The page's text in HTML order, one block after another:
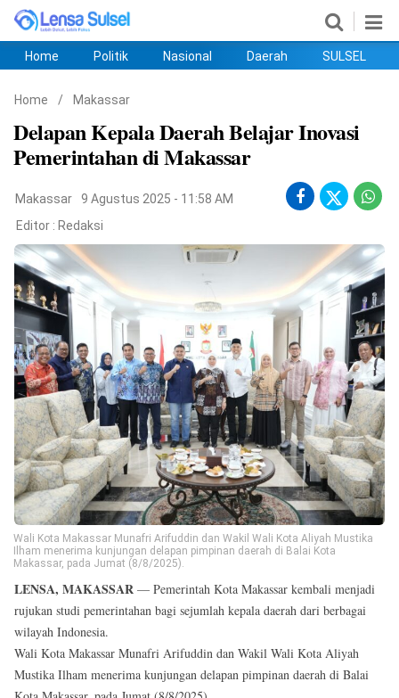
©
Copyright
2026
lensasulsel.com
.
All
Right
Reserved
Home Politik Nasional Daerah SULSEL
Home / Makassar
Delapan Kepala Daerah Belajar Inovasi
Pemerintahan di Makassar
Makassar
9 Agustus 2025 - 11:58 AM
Editor : Redaksi
Wali Kota Makassar Munafri Arifuddin dan Wakil Wali Kota Aliyah Mustika
Ilham menerima kunjungan delapan pimpinan daerah di Balai Kota
Makassar, pada Jumat (8/8/2025).
LENSA, MAKASSAR — Pemerintah Kota Makassar kembali menjadi
rujukan studi pemerintahan bagi sejumlah kepala daerah dari berbagai
wilayah Indonesia.
Wali Kota Makassar Munafri Arifuddin dan Wakil Wali Kota Aliyah
Mustika Ilham menerima kunjungan delapan pimpinan daerah di Balai